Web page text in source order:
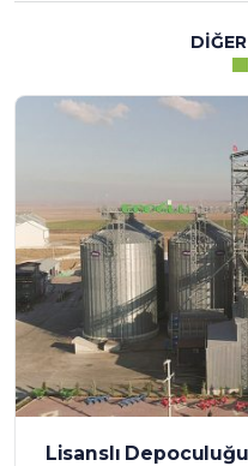
Dünyada Lisanslı